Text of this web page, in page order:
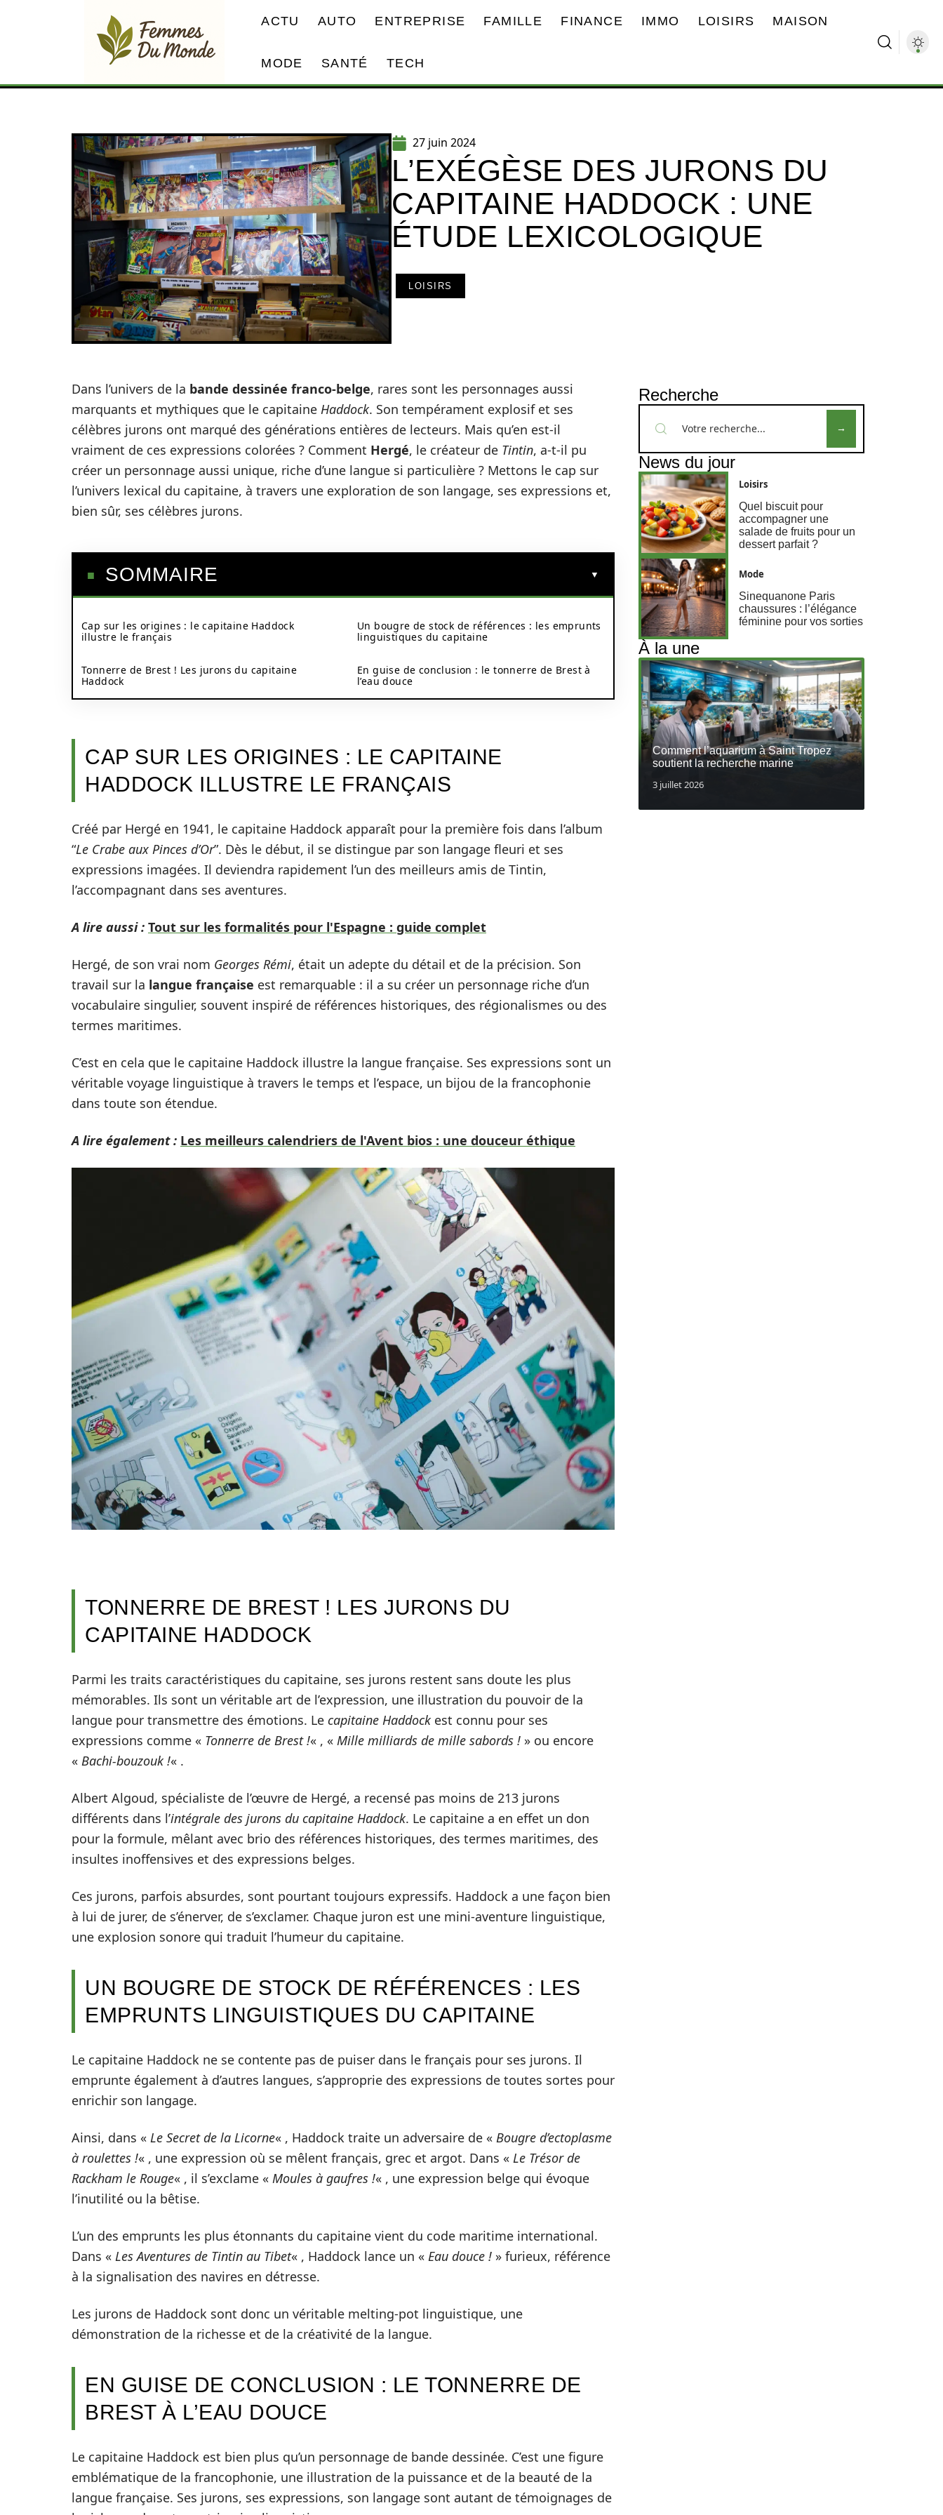
ACTU AUTO ENTREPRISE FAMILLE FINANCE IMMO LOISIRS MAISON
MODE SANTÉ TECH
27 juin 2024
L’EXÉGÈSE DES JURONS DU
CAPITAINE HADDOCK : UNE
ÉTUDE LEXICOLOGIQUE
LOISIRS
Dans l’univers de la bande dessinée franco-belge, rares sont les personnages aussi
marquants et mythiques que le capitaine Haddock. Son tempérament explosif et ses
célèbres jurons ont marqué des générations entières de lecteurs. Mais qu’en est-il
vraiment de ces expressions colorées ? Comment Hergé, le créateur de Tintin, a-t-il pu
créer un personnage aussi unique, riche d’une langue si particulière ? Mettons le cap sur
l’univers lexical du capitaine, à travers une exploration de son langage, ses expressions et,
bien sûr, ses célèbres jurons.
SOMMAIRE
Cap sur les origines : le capitaine Haddock
illustre le français
Tonnerre de Brest ! Les jurons du capitaine
Haddock
Un bougre de stock de références : les emprunts
linguistiques du capitaine
En guise de conclusion : le tonnerre de Brest à
l’eau douce
CAP SUR LES ORIGINES : LE CAPITAINE
HADDOCK ILLUSTRE LE FRANÇAIS
Créé par Hergé en 1941, le capitaine Haddock apparaît pour la première fois dans l’album
“Le Crabe aux Pinces d’Or”. Dès le début, il se distingue par son langage fleuri et ses
expressions imagées. Il deviendra rapidement l’un des meilleurs amis de Tintin,
l’accompagnant dans ses aventures.
A lire aussi : Tout sur les formalités pour l'Espagne : guide complet
Hergé, de son vrai nom Georges Rémi, était un adepte du détail et de la précision. Son
travail sur la langue française est remarquable : il a su créer un personnage riche d’un
vocabulaire singulier, souvent inspiré de références historiques, des régionalismes ou des
termes maritimes.
C’est en cela que le capitaine Haddock illustre la langue française. Ses expressions sont un
véritable voyage linguistique à travers le temps et l’espace, un bijou de la francophonie
dans toute son étendue.
A lire également : Les meilleurs calendriers de l'Avent bios : une douceur éthique
TONNERRE DE BREST ! LES JURONS DU
CAPITAINE HADDOCK
Parmi les traits caractéristiques du capitaine, ses jurons restent sans doute les plus
mémorables. Ils sont un véritable art de l’expression, une illustration du pouvoir de la
langue pour transmettre des émotions. Le capitaine Haddock est connu pour ses
expressions comme « Tonnerre de Brest !« , « Mille milliards de mille sabords ! » ou encore
« Bachi-bouzouk !« .
Albert Algoud, spécialiste de l’œuvre de Hergé, a recensé pas moins de 213 jurons
différents dans l’intégrale des jurons du capitaine Haddock. Le capitaine a en effet un don
pour la formule, mêlant avec brio des références historiques, des termes maritimes, des
insultes inoffensives et des expressions belges.
Ces jurons, parfois absurdes, sont pourtant toujours expressifs. Haddock a une façon bien
à lui de jurer, de s’énerver, de s’exclamer. Chaque juron est une mini-aventure linguistique,
une explosion sonore qui traduit l’humeur du capitaine.
UN BOUGRE DE STOCK DE RÉFÉRENCES : LES
EMPRUNTS LINGUISTIQUES DU CAPITAINE
Le capitaine Haddock ne se contente pas de puiser dans le français pour ses jurons. Il
emprunte également à d’autres langues, s’approprie des expressions de toutes sortes pour
enrichir son langage.
Ainsi, dans « Le Secret de la Licorne« , Haddock traite un adversaire de « Bougre d’ectoplasme
à roulettes !« , une expression où se mêlent français, grec et argot. Dans « Le Trésor de
Rackham le Rouge« , il s’exclame « Moules à gaufres !« , une expression belge qui évoque
l’inutilité ou la bêtise.
L’un des emprunts les plus étonnants du capitaine vient du code maritime international.
Dans « Les Aventures de Tintin au Tibet« , Haddock lance un « Eau douce ! » furieux, référence
à la signalisation des navires en détresse.
Les jurons de Haddock sont donc un véritable melting-pot linguistique, une
démonstration de la richesse et de la créativité de la langue.
EN GUISE DE CONCLUSION : LE TONNERRE DE
BREST À L’EAU DOUCE
Le capitaine Haddock est bien plus qu’un personnage de bande dessinée. C’est une figure
emblématique de la francophonie, une illustration de la puissance et de la beauté de la
langue française. Ses jurons, ses expressions, son langage sont autant de témoignages de
Recherche
News du jour
Loisirs
Quel biscuit pour
accompagner une
salade de fruits pour un
dessert parfait ?
Mode
Sinequanone Paris
chaussures : l’élégance
féminine pour vos sorties
À la une
Comment l’aquarium à Saint Tropez
soutient la recherche marine
3 juillet 2026